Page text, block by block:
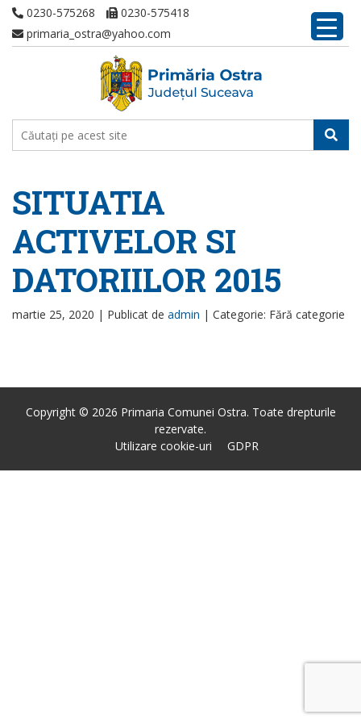
0230-575268
0230-575418
primaria_ostra@yahoo.com
SITUATIA
ACTIVELOR SI
DATORIILOR 2015
martie 25, 2020 | Publicat de admin | Categorie: Fără categorie
Copyright © 2026 Primaria Comunei Ostra. Toate drepturile
rezervate.
Utilizare cookie-uri
GDPR